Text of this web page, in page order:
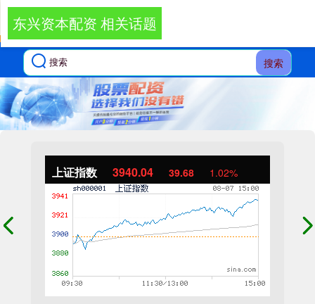
搜索
上证指数 3940.04 39.68 1.02%
东兴资本配资 相关话题